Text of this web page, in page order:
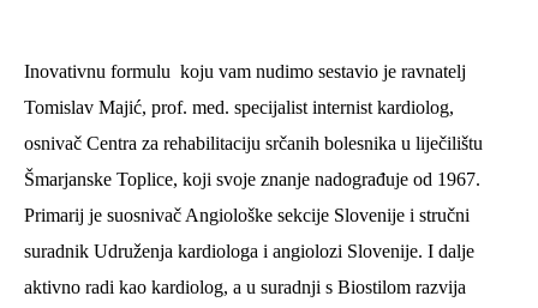
Inovativnu formulu koju vam nudimo sestavio je ravnatelj
Tomislav Majić, prof. med. specijalist internist kardiolog,
osnivač Centra za rehabilitaciju srčanih bolesnika u liječilištu
Šmarjanske Toplice, koji svoje znanje nadograđuje od 1967.
Primarij je suosnivač Angiološke sekcije Slovenije i stručni
suradnik Udruženja kardiologa i angiolozi Slovenije. I dalje
aktivno radi kao kardiolog, a u suradnji s Biostilom razvija